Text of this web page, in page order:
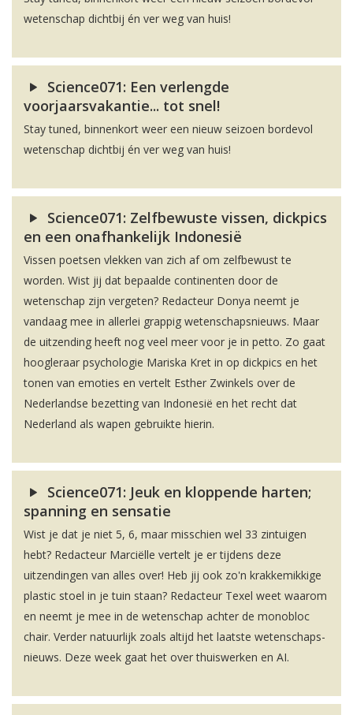
wetenschap dichtbij én ver weg van huis!
Science071: Een verlengde
voorjaarsvakantie... tot snel!
Stay tuned, binnenkort weer een nieuw seizoen bordevol
wetenschap dichtbij én ver weg van huis!
Science071: Zelfbewuste vissen, dickpics
en een onafhankelijk Indonesië
Vissen poetsen vlekken van zich af om zelfbewust te
worden. Wist jij dat bepaalde continenten door de
wetenschap zijn vergeten? Redacteur Donya neemt je
vandaag mee in allerlei grappig wetenschapsnieuws. Maar
de uitzending heeft nog veel meer voor je in petto. Zo gaat
hoogleraar psychologie Mariska Kret in op dickpics en het
tonen van emoties en vertelt Esther Zwinkels over de
Nederlandse bezetting van Indonesië en het recht dat
Nederland als wapen gebruikte hierin.
Science071: Jeuk en kloppende harten;
spanning en sensatie
Wist je dat je niet 5, 6, maar misschien wel 33 zintuigen
hebt? Redacteur Marciëlle vertelt je er tijdens deze
uitzendingen van alles over! Heb jij ook zo'n krakkemikkige
plastic stoel in je tuin staan? Redacteur Texel weet waarom
en neemt je mee in de wetenschap achter de monobloc
chair. Verder natuurlijk zoals altijd het laatste wetenschaps-
nieuws. Deze week gaat het over thuiswerken en AI.